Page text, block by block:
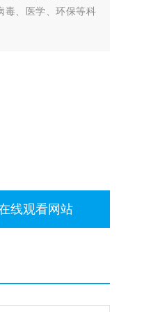
毒、医学、环保等科
线观看网站